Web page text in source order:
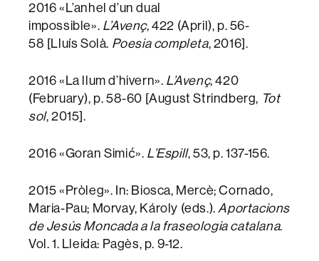
2016 «L’anhel d’un dual
impossible». L’Avenç, 422 (April), p. 56-
58 [Lluís Solà. Poesia completa, 2016].
2016 «La llum d’hivern». L’Avenç, 420
(February), p. 58-60 [August Strindberg, Tot
sol, 2015].
2016 «Goran Simić». L’Espill, 53, p. 137-156.
2015 «Pròleg». In: Biosca, Mercè; Cornado,
Maria-Pau; Morvay, Károly (eds.).Aportacions
de Jesús Moncada a la fraseologia catalana.
Vol. 1. Lleida: Pagès, p. 9-12.